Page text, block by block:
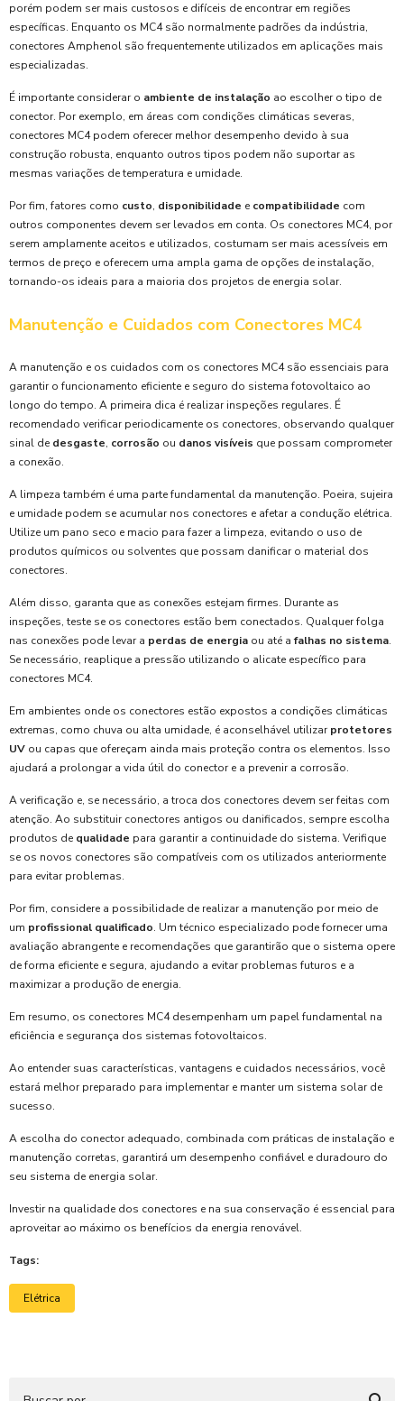
porém podem ser mais custosos e difíceis de encontrar em regiões
específicas. Enquanto os MC4 são normalmente padrões da indústria,
conectores Amphenol são frequentemente utilizados em aplicações mais
especializadas.
É importante considerar o ambiente de instalação ao escolher o tipo de
conector. Por exemplo, em áreas com condições climáticas severas,
conectores MC4 podem oferecer melhor desempenho devido à sua
construção robusta, enquanto outros tipos podem não suportar as
mesmas variações de temperatura e umidade.
Por fim, fatores como custo, disponibilidade e compatibilidade com
outros componentes devem ser levados em conta. Os conectores MC4, por
serem amplamente aceitos e utilizados, costumam ser mais acessíveis em
termos de preço e oferecem uma ampla gama de opções de instalação,
tornando-os ideais para a maioria dos projetos de energia solar.
Manutenção e Cuidados com Conectores MC4
A manutenção e os cuidados com os conectores MC4 são essenciais para
garantir o funcionamento eficiente e seguro do sistema fotovoltaico ao
longo do tempo. A primeira dica é realizar inspeções regulares. É
recomendado verificar periodicamente os conectores, observando qualquer
sinal de desgaste, corrosão ou danos visíveis que possam comprometer
a conexão.
A limpeza também é uma parte fundamental da manutenção. Poeira, sujeira
e umidade podem se acumular nos conectores e afetar a condução elétrica.
Utilize um pano seco e macio para fazer a limpeza, evitando o uso de
produtos químicos ou solventes que possam danificar o material dos
conectores.
Além disso, garanta que as conexões estejam firmes. Durante as
inspeções, teste se os conectores estão bem conectados. Qualquer folga
nas conexões pode levar a perdas de energia ou até afalhas no sistema.
Se necessário, reaplique a pressão utilizando o alicate específico para
conectores MC4.
Em ambientes onde os conectores estão expostos a condições climáticas
extremas, como chuva ou alta umidade, é aconselhável utilizarprotetores
UV ou capas que ofereçam ainda mais proteção contra os elementos. Isso
ajudará a prolongar a vida útil do conector e a prevenir a corrosão.
A verificação e, se necessário, a troca dos conectores devem ser feitas com
atenção. Ao substituir conectores antigos ou danificados, sempre escolha
produtos de qualidade para garantir a continuidade do sistema. Verifique
se os novos conectores são compatíveis com os utilizados anteriormente
para evitar problemas.
Por fim, considere a possibilidade de realizar a manutenção por meio de
um profissional qualificado. Um técnico especializado pode fornecer uma
avaliação abrangente e recomendações que garantirão que o sistema opere
de forma eficiente e segura, ajudando a evitar problemas futuros e a
maximizar a produção de energia.
Em resumo, os conectores MC4 desempenham um papel fundamental na
eficiência e segurança dos sistemas fotovoltaicos.
Ao entender suas características, vantagens e cuidados necessários, você
estará melhor preparado para implementar e manter um sistema solar de
sucesso.
A escolha do conector adequado, combinada com práticas de instalação e
manutenção corretas, garantirá um desempenho confiável e duradouro do
seu sistema de energia solar.
Investir na qualidade dos conectores e na sua conservação é essencial para
aproveitar ao máximo os benefícios da energia renovável.
Tags:
Elétrica